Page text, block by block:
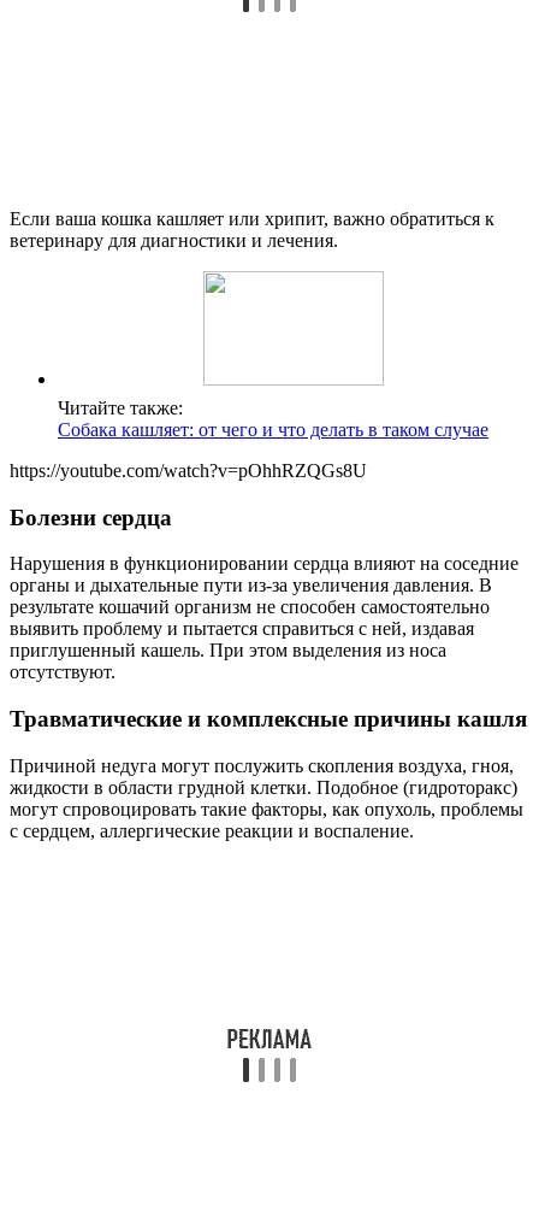
Если ваша кошка кашляет или хрипит, важно обратиться к
ветеринару для диагностики и лечения.
Читайте также:
Собака кашляет: от чего и что делать в таком случае
https://youtube.com/watch?v=pOhhRZQGs8U
Болезни сердца
Нарушения в функционировании сердца влияют на соседние
органы и дыхательные пути из-за увеличения давления. В
результате кошачий организм не способен самостоятельно
выявить проблему и пытается справиться с ней, издавая
приглушенный кашель. При этом выделения из носа
отсутствуют.
Травматические и комплексные причины кашля
Причиной недуга могут послужить скопления воздуха, гноя,
жидкости в области грудной клетки. Подобное (гидроторакс)
могут спровоцировать такие факторы, как опухоль, проблемы
с сердцем, аллергические реакции и воспаление.